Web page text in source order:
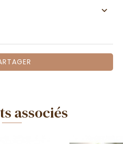
associés